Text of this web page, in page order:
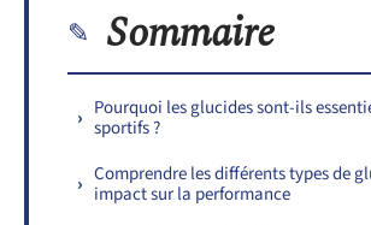
Sommaire
Pourquoi les glucides sont-ils
sportifs ?
Comprendre les différents types de
impact sur la performance